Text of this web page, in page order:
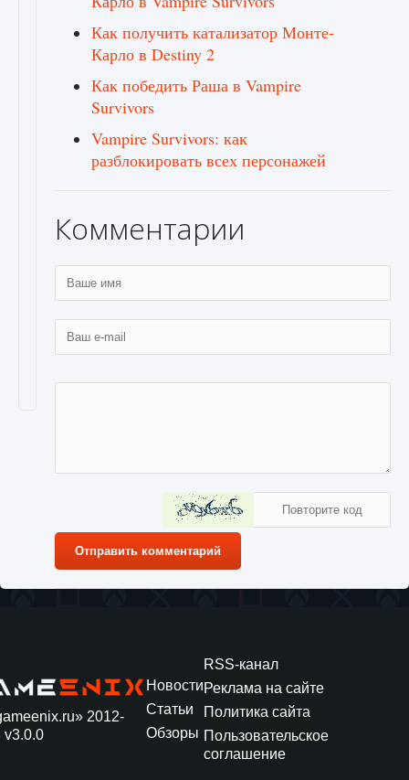
Как получить катализатор Монте-
Карло в Destiny 2
Как победить Раша в Vampire
Survivors
Vampire Survivors: как
разблокировать всех персонажей
Комментарии
Отправить комментарий
2012-
v3.0.0
Новости
Статьи
Обзоры
RSS-канал
Реклама на сайте
Политика сайта
Пользовательское
соглашение